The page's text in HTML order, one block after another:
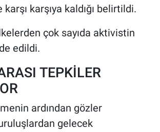
karşıya kaldığı belirtildi.
çok sayıda aktivistin
edildi.
TEPKİLER
ardından gözler
gelecek